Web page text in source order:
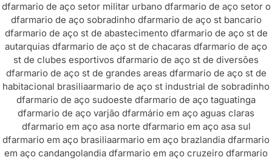
dfarmario de aço setor militar urbano dfarmario de aço setor o
dfarmario de aço sobradinho dfarmario de aço st bancario
dfarmario de aço st de abastecimento dfarmario de aço st de
autarquias dfarmario de aço st de chacaras dfarmario de aço
st de clubes esportivos dfarmario de aço st de diversões
dfarmario de aço st de grandes areas dfarmario de aço st de
habitacional brasiliaarmario de aço st industrial de sobradinho
dfarmario de aço sudoeste dfarmario de aço taguatinga
dfarmario de aço varjão dfarmário em aço aguas claras
dfarmario em aço asa norte dfarmario em aço asa sul
dfarmario em aço brasiliaarmario em aço brazlandia dfarmario
em aço candangolandia dfarmario em aço cruzeiro dfarmario